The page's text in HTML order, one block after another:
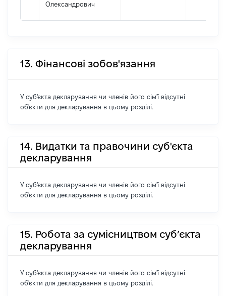
Олександрович
13. Фінансові зобов'язання
У суб'єкта декларування чи членів його сім'ї відсутні
об'єкти для декларування в цьому розділі.
14. Видатки та правочини суб'єкта
декларування
У суб'єкта декларування чи членів його сім'ї відсутні
об'єкти для декларування в цьому розділі.
15. Робота за сумісництвом суб’єкта
декларування
У суб'єкта декларування чи членів його сім'ї відсутні
об'єкти для декларування в цьому розділі.